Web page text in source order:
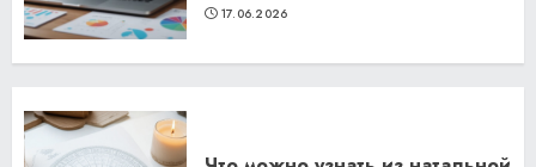
17.06.2026